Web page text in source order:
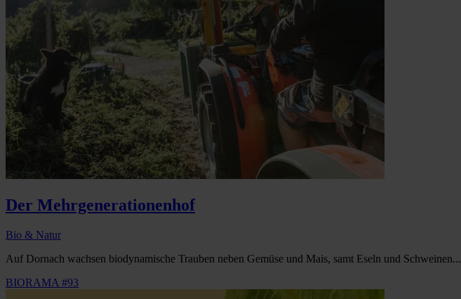
Der Mehrgenerationenhof
Bio & Natur
Auf Dornach wachsen biodynamische Trauben neben Gemüse und Mais, samt Eseln und Schweinen...
BIORAMA #93